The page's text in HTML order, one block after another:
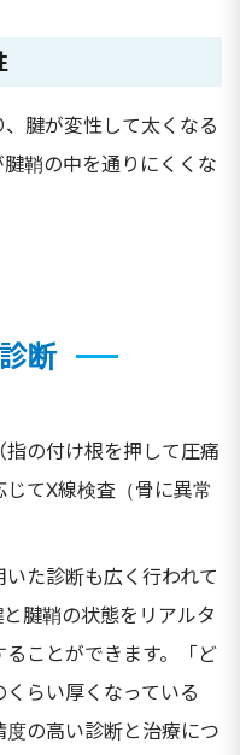
腱が変性して太くなる
鞘の中を通りにくくな
断
の付け根を押して圧痛
てX線検査（骨に異常
いた診断も広く行われて
腱鞘の状態をリアルタ
ことができます。「ど
らい厚くなっている
の高い診断と治療につ